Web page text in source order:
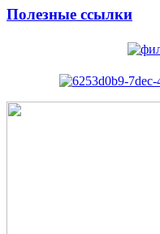
Полезные ссылки